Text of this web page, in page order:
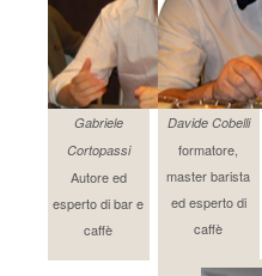
Gabriele
Cortopassi
Autore ed
esperto di bar e
caffè
Davide Cobelli
formatore,
master barista
ed esperto di
caffè